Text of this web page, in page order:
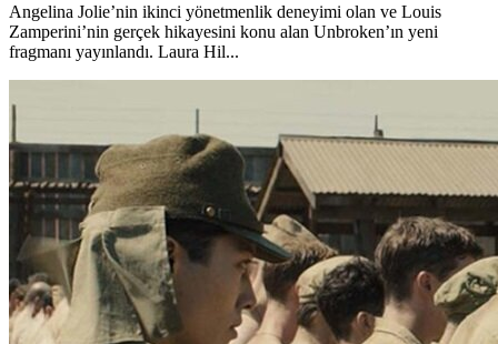
Angelina Jolie’nin ikinci yönetmenlik deneyimi olan ve Louis
Zamperini’nin gerçek hikayesini konu alan Unbroken’ın yeni
fragmanı yayınlandı. Laura Hil...